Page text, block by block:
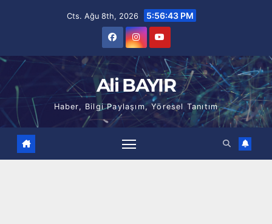
Cts. Ağu 8th, 2026 5:56:44 PM
Ali BAYIR
Haber, Bilgi Paylaşım, Yöresel Tanıtım